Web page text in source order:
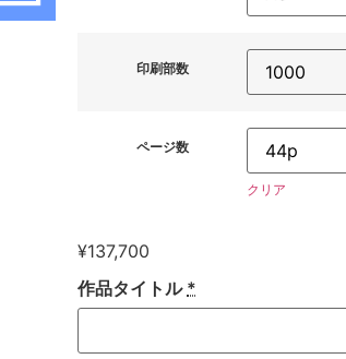
印刷部数
ページ数
クリア
¥137,700
作品タイトル *